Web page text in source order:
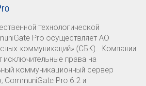
технологической
Pro осуществляет АО
коммуникаций» (СБК). Компании
права на
коммуникационный сервер
CommuniGate Pro 6.2 и